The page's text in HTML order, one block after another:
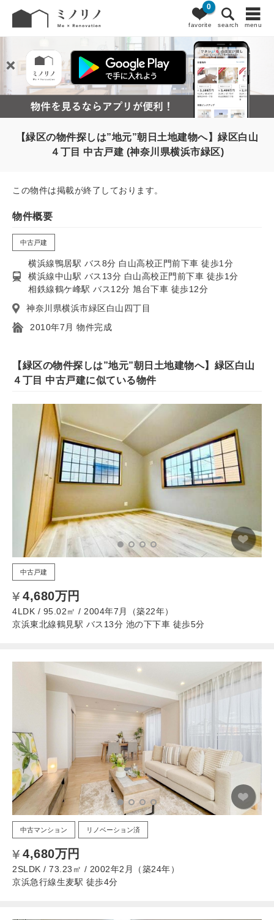
favorite
0
search menu
【緑区の物件探しは”地元”朝日土地建物へ】緑区白山
４丁目 中古戸建 (神奈川県横浜市緑区)
この物件は掲載が終了しております。
物件概要
中古戸建
横浜線鴨居駅 バス8分 白山高校正門前下車 徒歩1分
横浜線中山駅 バス13分 白山高校正門前下車 徒歩1分
相鉄線鶴ケ峰駅 バス12分 旭台下車 徒歩12分
神奈川県横浜市緑区白山四丁目
2010年7月 物件完成
【緑区の物件探しは”地元”朝日土地建物へ】緑区白山
４丁目 中古戸建に似ている物件
中古戸建
4,680万円
4LDK / 95.02㎡ / 2004年7月（築22年）
京浜東北線鶴見駅 バス13分 池の下下車 徒歩5分
中古マンション リノベーション済
4,680万円
2SLDK / 73.23㎡ / 2002年2月（築24年）
京浜急行線生麦駅 徒歩4分